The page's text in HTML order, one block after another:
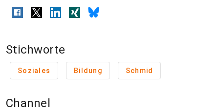
Stichworte
Soziales Bildung Schmid
Channel